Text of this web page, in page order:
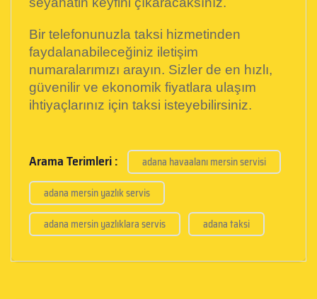
Bir telefonunuzla taksi hizmetinden
faydalanabileceğiniz iletişim
numaralarımızı arayın. Sizler de en hızlı,
güvenilir ve ekonomik fiyatlara ulaşım
ihtiyaçlarınız için taksi isteyebilirsiniz.
Arama Terimleri :
adana havaalanı mersin servisi
adana mersin yazlık servis
adana mersin yazlıklara servis
adana taksi